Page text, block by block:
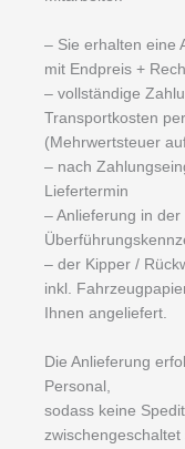
– Sie erhalten eine
mit Endpreis +
– vollständige
Transportkosten
(Mehrwertsteuer
– nach
Liefertermin
– Anlieferung in
– der Kipper /
inkl.
Ihnen angeliefert.
Die Anlieferung
Personal,
sodass keine
zwischengeschaltet